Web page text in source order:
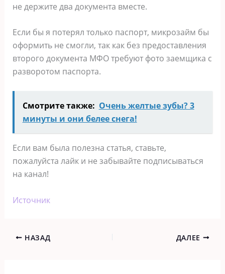
не держите два документа вместе.
Если бы я потерял только паспорт, микрозайм бы
оформить не смогли, так как без предоставления
второго документа МФО требуют фото заемщика с
разворотом паспорта.
Смотрите также: Очень желтые зубы? 3
минуты и они белее снега!
Если вам была полезна статья, ставьте,
пожалуйста лайк и не забывайте подписываться
на канал!
Источник
НАЗАД ДАЛЕЕ